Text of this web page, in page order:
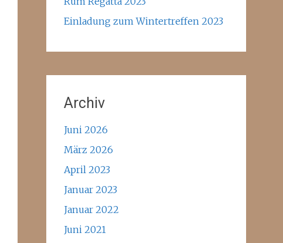
Einladung zum Wintertreffen 2023
Archiv
Juni 2026
März 2026
April 2023
Januar 2023
Januar 2022
Juni 2021